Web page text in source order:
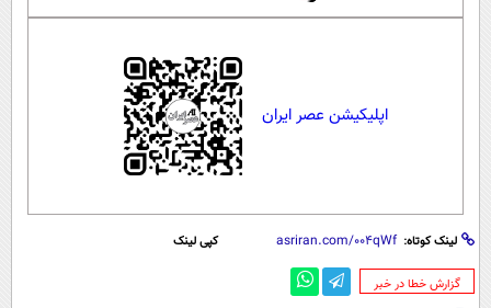
اپلیکیشن عصر ایران
لینک کوتاه: کپی لینک
‌گزارش خطا در خبر